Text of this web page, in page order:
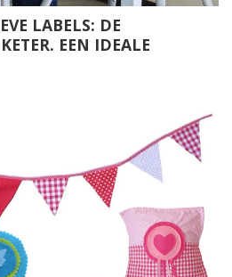
LABELS: DE
EEN IDEALE